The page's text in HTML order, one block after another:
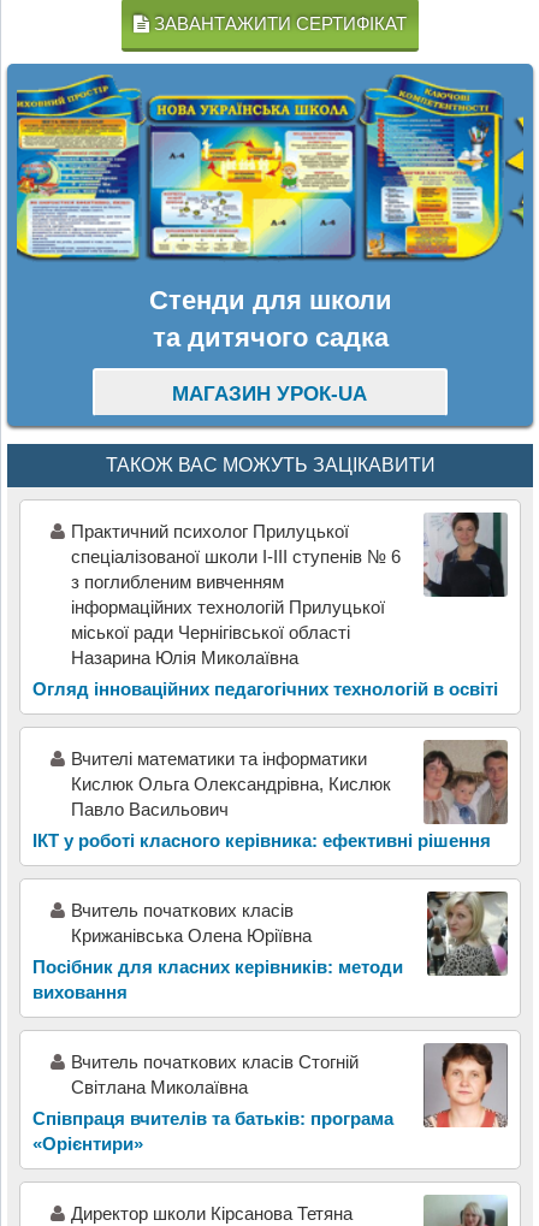
ЗАВАНТАЖИТИ СЕРТИФІКАТ
Стенди для школи
та дитячого садка
МАГАЗИН УРОК-UA
ТАКОЖ ВАС МОЖУТЬ ЗАЦІКАВИТИ
Практичний психолог Прилуцької
спеціалізованої школи І-ІІІ ступенів № 6
з поглибленим вивченням
інформаційних технологій Прилуцької
міської ради Чернігівської області
Назарина Юлія Миколаївна
Огляд інноваційних педагогічних технологій в освіті
Вчителі математики та інформатики
Кислюк Ольга Олександрівна, Кислюк
Павло Васильович
ІКТ у роботі класного керівника: ефективні рішення
Вчитель початкових класів
Крижанівська Олена Юріївна
Посібник для класних керівників: методи
виховання
Вчитель початкових класів Стогній
Світлана Миколаївна
Співпраця вчителів та батьків: програма
«Орієнтири»
Директор школи Кірсанова Тетяна